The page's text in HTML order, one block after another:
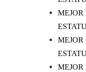
MEJOR
MEJOR
MEJOR